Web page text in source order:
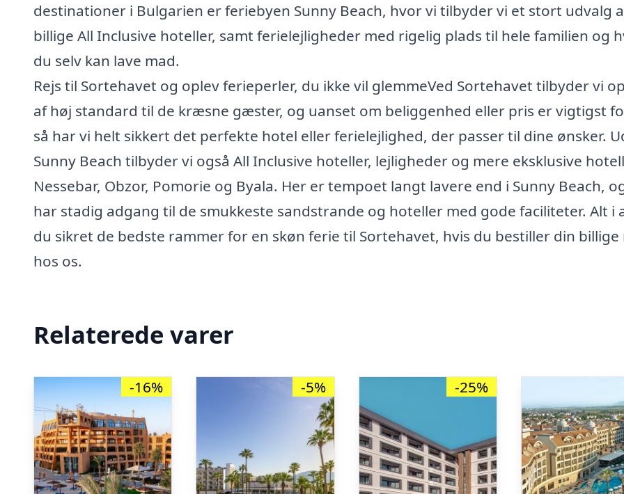
destinationer i Bulgarien er feriebyen Sunny Beach, hvor vi tilbyder vi et stort udvalg
billige All Inclusive hoteller, samt ferielejligheder med rigelig plads til hele familien og
du selv kan lave mad.
Rejs til Sortehavet og oplev ferieperler, du ikke vil glemmeVed Sortehavet tilbyder vi
af høj standard til de kræsne gæster, og uanset om beliggenhed eller pris er vigtigst
så har vi helt sikkert det perfekte hotel eller ferielejlighed, der passer til dine ønsker.
Sunny Beach tilbyder vi også All Inclusive hoteller, lejligheder og mere eksklusive
Nessebar, Obzor, Pomorie og Byala. Her er tempoet langt lavere end i Sunny Beach,
har stadig adgang til de smukkeste sandstrande og hoteller med gode faciliteter. Alt i
du sikret de bedste rammer for en skøn ferie til Sortehavet, hvis du bestiller din billige
hos os.
Relaterede varer
-16% -5% -25%